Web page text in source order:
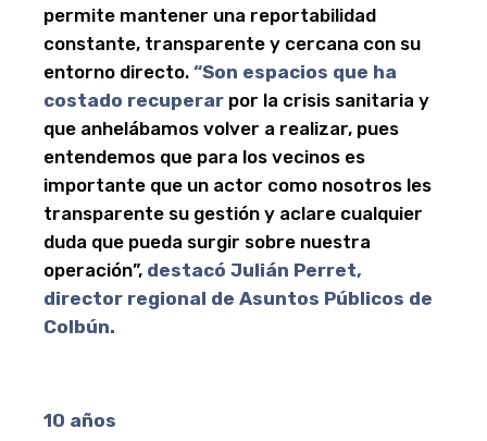
permite mantener una reportabilidad
constante, transparente y cercana con su
entorno directo. “Son espacios que ha
costado recuperar por la crisis sanitaria y
que anhelábamos volver a realizar, pues
entendemos que para los vecinos es
importante que un actor como nosotros les
transparente su gestión y aclare cualquier
duda que pueda surgir sobre nuestra
operación”, destacó Julián Perret,
director regional de Asuntos Públicos de
Colbún.
10 años